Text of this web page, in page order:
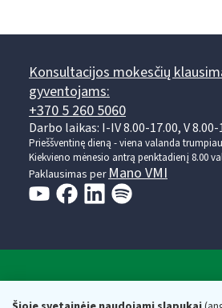
Konsultacijos mokesčių
gyventojams:
+370 5 260 5060
Darbo laikas: I-IV 8.00-17.00, V 8.00-
Prieššventinę dieną - viena valanda
Kiekvieno mėnesio antrą penktadienį 8.00
Paklausimas per Mano VMI